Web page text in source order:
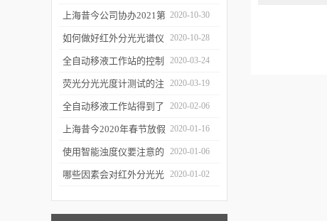
三种移液方式
上海昔今公司协办2021第
二届上海沪助科研圈发展
年会
2020-10-30
如何做好红外分光光谱仪
的防潮工作
2020-10-28
全自动移液工作站的控制
软件有哪些特点
2020-03-24
荧光分光光度计测试的注
意事项有哪些
2020-03-19
全自动移液工作站得到了
广泛的应用
2020-02-06
上海昔今2020年春节放假
通知
2020-01-16
使用智能浊度仪要注意的
几个要点
2020-01-06
哪些因素会对红外分光光 2020-01-02